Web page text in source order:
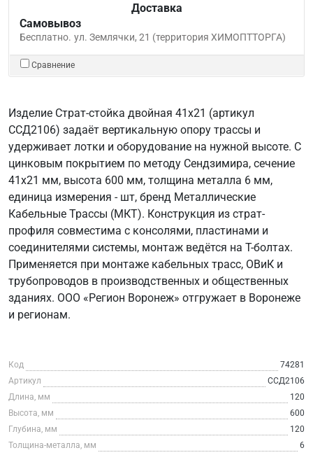
Доставка
Самовывоз
Бесплатно. ул. Землячки, 21 (территория ХИМОПТТОРГА)
Сравнение
Изделие Страт-стойка двойная 41x21 (артикул
ССД2106) задаёт вертикальную опору трассы и
удерживает лотки и оборудование на нужной высоте. С
цинковым покрытием по методу Сендзимира, сечение
41x21 мм, высота 600 мм, толщина металла 6 мм,
единица измерения - шт, бренд Металлические
Кабельные Трассы (МКТ). Конструкция из страт-
профиля совместима с консолями, пластинами и
соединителями системы, монтаж ведётся на Т-болтах.
Применяется при монтаже кабельных трасс, ОВиК и
трубопроводов в производственных и общественных
зданиях. ООО «Регион Воронеж» отгружает в Воронеже
и регионам.
Код
74281
Артикул
ССД2106
Длина, мм
120
Высота, мм
600
Глубина, мм
120
Толщина-металла, мм
6